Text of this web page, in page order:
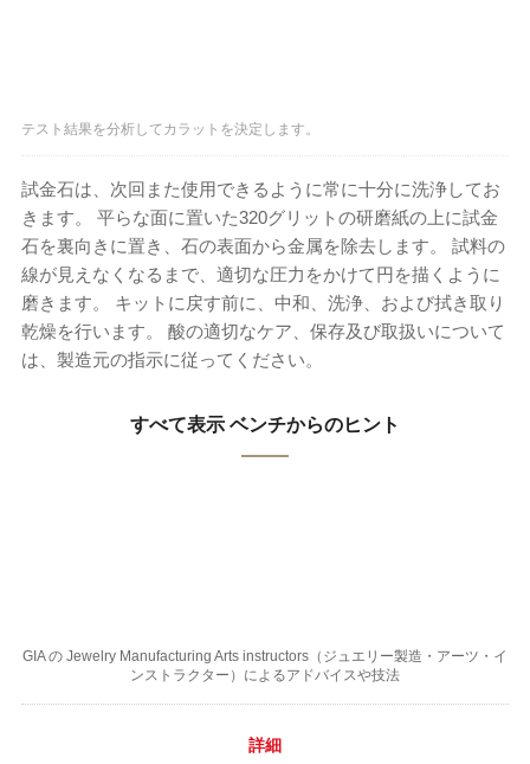
テスト結果を分析してカラットを決定します。
試金石は、次回また使用できるように常に十分に洗浄してお
きます。 平らな面に置いた320グリットの研磨紙の上に試金
石を裏向きに置き、石の表面から金属を除去します。 試料の
線が見えなくなるまで、適切な圧力をかけて円を描くように
磨きます。 キットに戻す前に、中和、洗浄、および拭き取り
乾燥を行います。 酸の適切なケア、保存及び取扱いについて
は、製造元の指示に従ってください。
すべて表示 ベンチからのヒント
GIA の Jewelry Manufacturing Arts instructors（ジュエリー製造・アーツ・イ
ンストラクター）によるアドバイスや技法
詳細